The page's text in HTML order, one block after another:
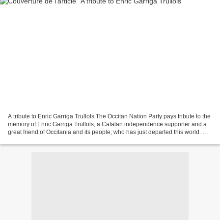
A tribute to Enric Garriga Trullols The Occitan Nation Party pays tribute to the
memory of Enric Garriga Trullols, a Catalan independence supporter and a
great friend of Occitania and its people, who has just departed this world. We